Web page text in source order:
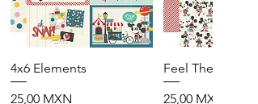
Vista rápida
4x6 Elements
Precio
25,00 MXN
Vista
Feel The Magic
Precio
25,00 MXN